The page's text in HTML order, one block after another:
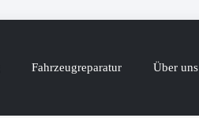
Fahrzeugreparatur Über uns